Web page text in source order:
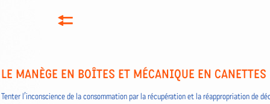
LE MANÈGE EN BOÎTES ET MÉCANIQUE EN CANETTES
Tenter l’inconscience de la consommation par la récupération et la réappropriation de